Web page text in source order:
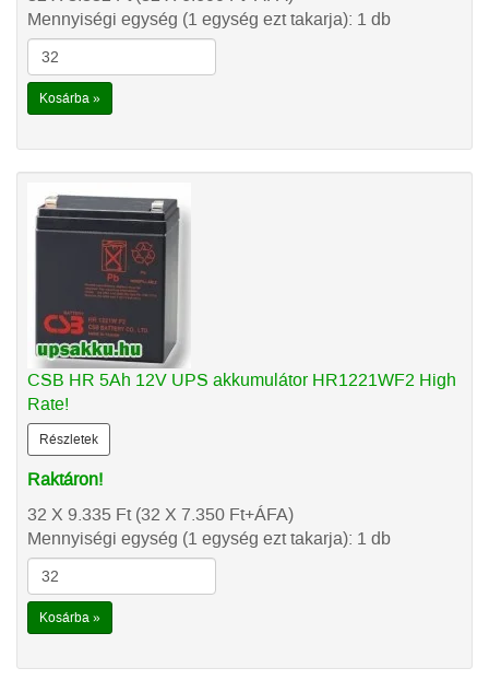
Mennyiségi egység (1 egység ezt takarja): 1 db
Kosárba »
CSB HR 5Ah 12V UPS akkumulátor HR1221WF2 High
Rate!
Részletek
Raktáron!
32 X 9.335 Ft(32 X 7.350 Ft+ÁFA)
Mennyiségi egység (1 egység ezt takarja): 1 db
Kosárba »